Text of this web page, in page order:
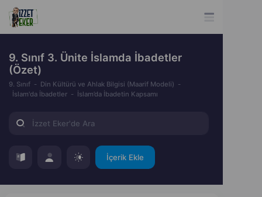
9. Sınıf 3. Ünite İslamda İbadetler
(Özet)
9. Sınıf
Din Kültürü ve Ahlak Bilgisi (Maarif Modeli)
İslam'da İbadetler
İslam’da İbadetin Kapsamı
İçerik Ekle